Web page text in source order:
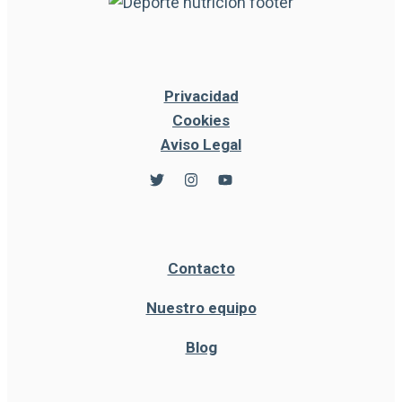
Privacidad
Cookies
Aviso Legal
Contacto
Nuestro equipo
Blog